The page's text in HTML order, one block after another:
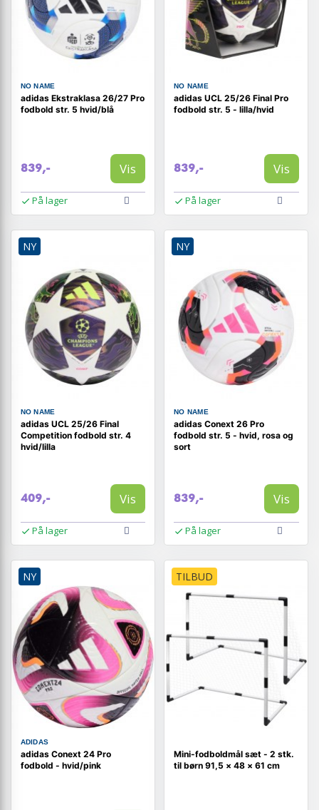
NO NAME
adidas Ekstraklasa 26/27 Pro
fodbold str. 5 hvid/blå
839,- Vis
På lager
NO NAME
adidas UCL 25/26 Final Pro
fodbold str. 5 - lilla/hvid
839,- Vis
På lager
NY
NO NAME
adidas UCL 25/26 Final
Competition fodbold str. 4
hvid/lilla
409,- Vis
På lager
NY
NO NAME
adidas Conext 26 Pro
fodbold str. 5 - hvid, rosa og
sort
839,- Vis
På lager
NY
ADIDAS
adidas Conext 24 Pro
fodbold - hvid/pink
TILBUD
Mini-fodboldmål sæt - 2 stk.
til børn 91,5 × 48 × 61 cm